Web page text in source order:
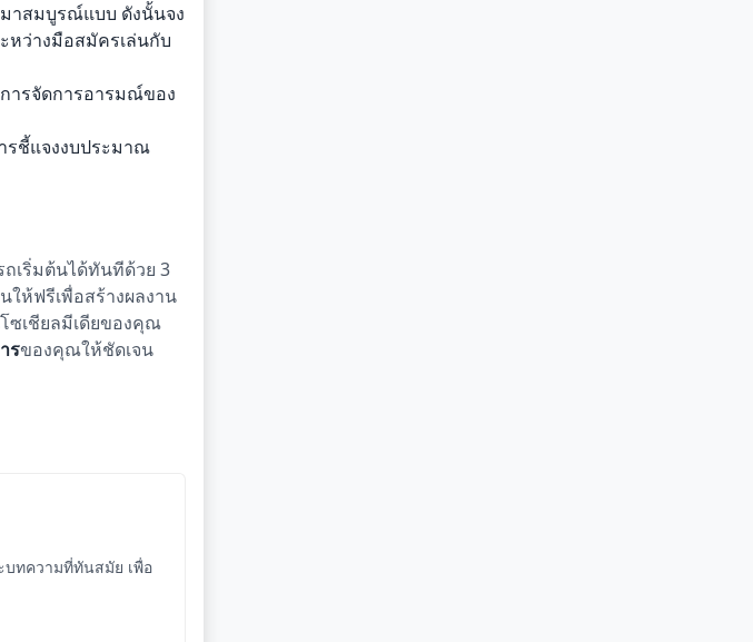
าสมบูรณ์แบบ ดังนั้นจง
หว่างมือสมัครเล่นกับ
ารจัดการอารมณ์ของ
รชี้แจงงบประมาณ
เริ่มต้นได้ทันทีด้วย 3
ห้ฟรีเพื่อสร้างผลงาน
ซเชียลมีเดียของคุณ
รของคุณให้ชัดเจน
บทความที่ทันสมัย เพื่อ